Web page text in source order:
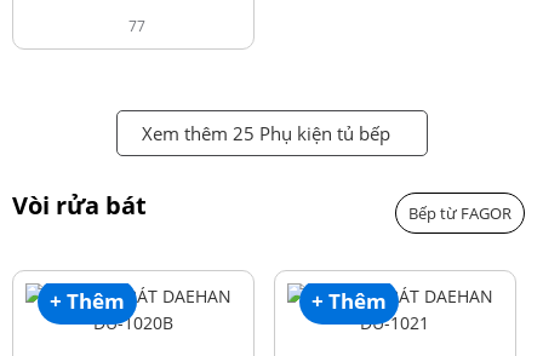
77
Xem thêm 25 Phụ kiện tủ bếp
Vòi rửa bát Bếp từ FAGOR
+ Thêm + Thêm